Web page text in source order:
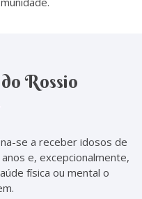
Rossio
se a receber idosos de
e, excepcionalmente,
física ou mental o